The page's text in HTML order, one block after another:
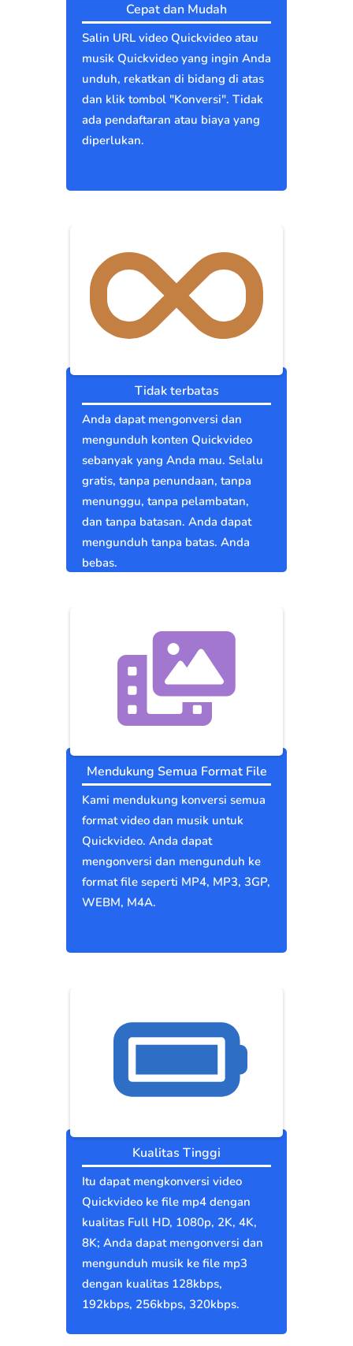
Cepat dan Mudah
Salin URL video Quickvideo atau
musik Quickvideo yang ingin Anda
unduh, rekatkan di bidang di atas
dan klik tombol "Konversi". Tidak
ada pendaftaran atau biaya yang
diperlukan.
Tidak terbatas
Anda dapat mengonversi dan
mengunduh konten Quickvideo
sebanyak yang Anda mau. Selalu
gratis, tanpa penundaan, tanpa
menunggu, tanpa pelambatan,
dan tanpa batasan. Anda dapat
mengunduh tanpa batas. Anda
bebas.
Mendukung Semua Format File
Kami mendukung konversi semua
format video dan musik untuk
Quickvideo. Anda dapat
mengonversi dan mengunduh ke
format file seperti MP4, MP3, 3GP,
WEBM, M4A.
Kualitas Tinggi
Itu dapat mengkonversi video
Quickvideo ke file mp4 dengan
kualitas Full HD, 1080p, 2K, 4K,
8K; Anda dapat mengonversi dan
mengunduh musik ke file mp3
dengan kualitas 128kbps,
192kbps, 256kbps, 320kbps.